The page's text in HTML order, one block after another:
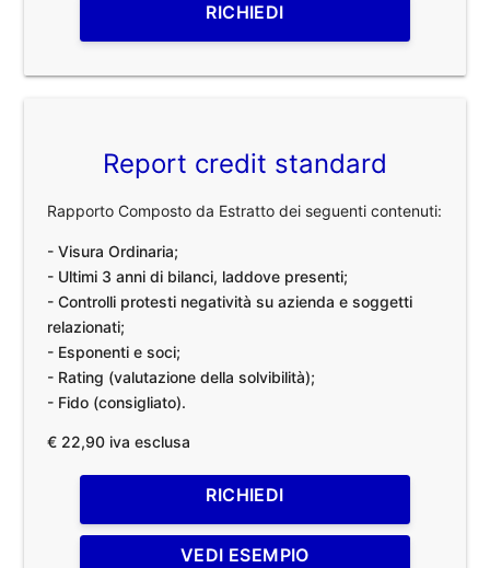
RICHIEDI
Report credit standard
Rapporto Composto da Estratto dei seguenti contenuti:
- Visura Ordinaria;
- Ultimi 3 anni di bilanci, laddove presenti;
- Controlli protesti negatività su azienda e soggetti
relazionati;
- Esponenti e soci;
- Rating (valutazione della solvibilità);
- Fido (consigliato).
€ 22,90 iva esclusa
RICHIEDI
VEDI ESEMPIO